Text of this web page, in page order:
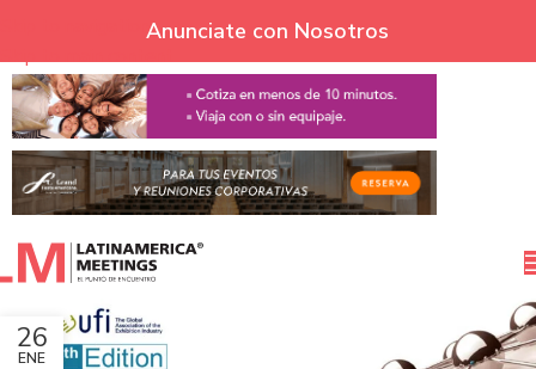
Skip to navigation
Skip to main content
Anunciate con Nosotros
26
ENE